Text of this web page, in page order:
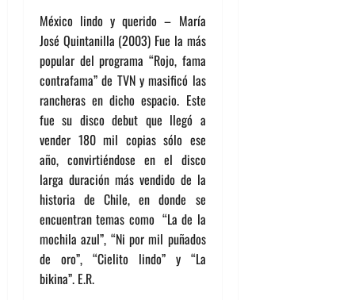
México lindo y querido – María
José Quintanilla (2003) Fue la más
popular del programa “Rojo, fama
contrafama” de TVN y masificó las
rancheras en dicho espacio. Este
fue su disco debut que llegó a
vender 180 mil copias sólo ese
año, convirtiéndose en el disco
larga duración más vendido de la
historia de Chile, en donde se
encuentran temas como “La de la
mochila azul”, “Ni por mil puñados
de oro”, “Cielito lindo” y “La
bikina”. E.R.